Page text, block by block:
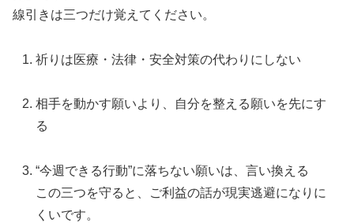
線引きは三つだけ覚えてください。
祈りは医療・法律・安全対策の代わりにしない
相手を動かす願いより、自分を整える願いを先にす
る
“今週できる行動”に落ちない願いは、言い換える
この三つを守ると、ご利益の話が現実逃避になりに
くいです。